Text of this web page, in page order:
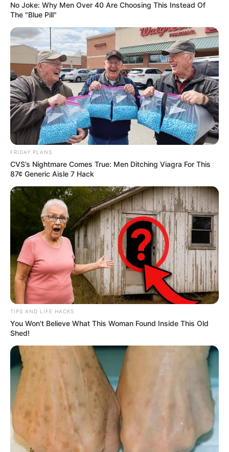
No Joke: Why Men Over 40 Are Choosing This Instead Of
The "Blue Pill"
FRIDAY PLANS
CVS’s Nightmare Comes True: Men Ditching Viagra For This
87¢ Generic Aisle 7 Hack
TIPS AND LIFE HACKS
You Won't Believe What This Woman Found Inside This Old
Shed!